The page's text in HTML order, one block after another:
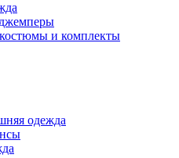
и комплекты
одежда